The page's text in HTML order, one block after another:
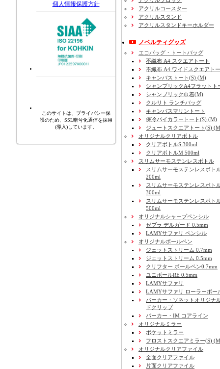
個人情報保護方針
このサイトは、プライバシー保
護のため、SSL暗号化通信を採用
(導入)しています。
アクリルコースター
アクリルスタンド
アクリルスタンドキーホルダー
ノベルティグッズ
エコバッグ・トートバッグ
不織布 A4 スクエアトート
不織布 A4 ワイドスクエアト
キャンバストート(S) (M)
シャンブリックA4フラットト
シャンブリック巾着(M)
クルリト ランチバッグ
キャンバスマリントート
保冷バイカラートート(S) (M)
ジュートスクエアトート(S)
オリジナルクリアボトル
クリアボトルS 300ml
クリアボトルM 500ml
スリムサーモステンレスボトル
スリムサーモステンレスボト
200ml
スリムサーモステンレスボト
300ml
スリムサーモステンレスボト
500ml
オリジナルシャープペンシル
ゼブラ デルガード 0.5mm
LAMYサファリ ペンシル
オリジナルボールペン
ジェットストリーム 0.7mm
ジェットストリーム 0.5mm
クリフター ボールペン0.7mm
ユニボールRE 0.5mm
LAMYサファリ
LAMYサファリ ローラーボー
パーカー・ソネットオリジナ
ドクリップ
パーカー・IM コアライン
オリジナルミラー
ポケットミラー
フロストスクエアミラー(S)
オリジナルクリアファイル
全面クリアファイル
片面クリアファイル